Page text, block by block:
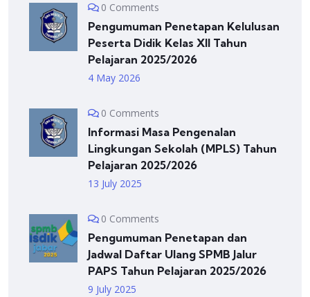
0 Comments
Pengumuman Penetapan Kelulusan
Peserta Didik Kelas XII Tahun
Pelajaran 2025/2026
4 May 2026
0 Comments
Informasi Masa Pengenalan
Lingkungan Sekolah (MPLS) Tahun
Pelajaran 2025/2026
13 July 2025
0 Comments
Pengumuman Penetapan dan
Jadwal Daftar Ulang SPMB Jalur
PAPS Tahun Pelajaran 2025/2026
9 July 2025